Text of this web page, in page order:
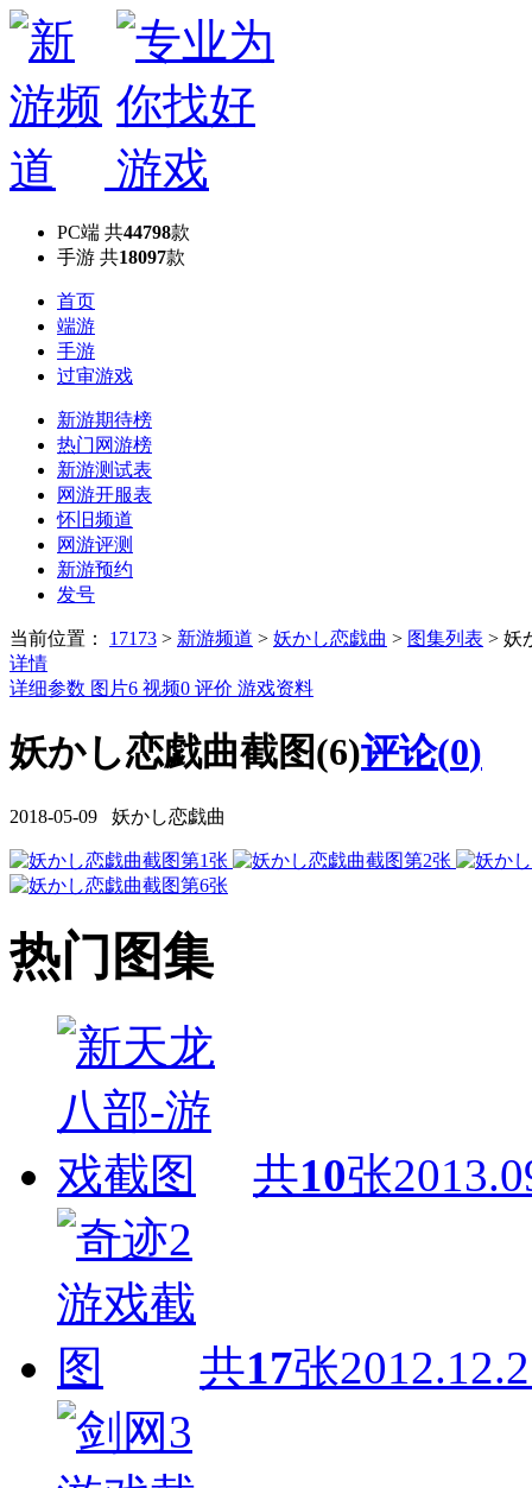
PC端 共44798款
手游 共18097款
首页
端游
手游
过审游戏
新游期待榜
热门网游榜
新游测试表
网游开服表
怀旧频道
网游评测
新游预约
发号
当前位置： 17173 > 新游频道 > 妖かし恋戯曲 > 图集列表 > 妖
详情
详细参数 图片6 视频0 评价 游戏资料
妖かし恋戯曲截图(6)评论(0)
2018-05-09 妖かし恋戯曲
热门图集
共10张
共17张